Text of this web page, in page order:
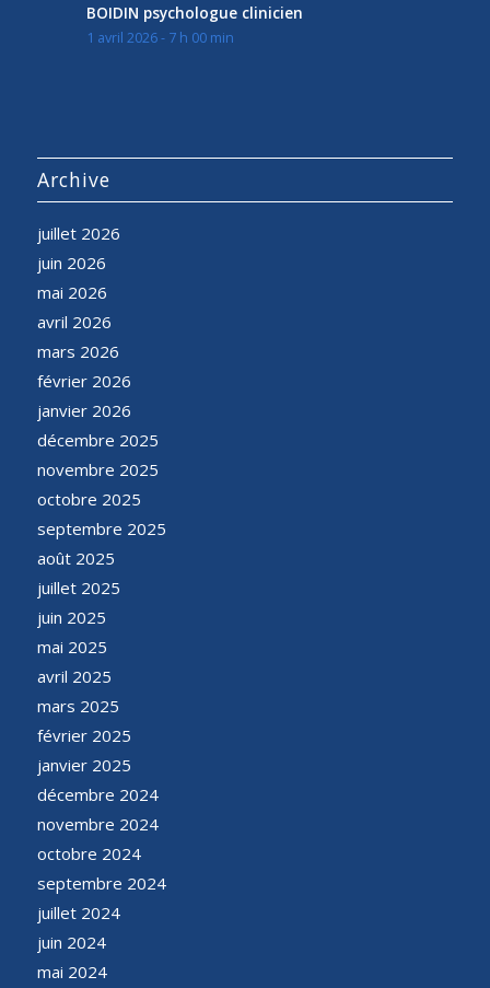
BOIDIN psychologue clinicien
1 avril 2026 - 7 h 00 min
Archive
juillet 2026
juin 2026
mai 2026
avril 2026
mars 2026
février 2026
janvier 2026
décembre 2025
novembre 2025
octobre 2025
septembre 2025
août 2025
juillet 2025
juin 2025
mai 2025
avril 2025
mars 2025
février 2025
janvier 2025
décembre 2024
novembre 2024
octobre 2024
septembre 2024
juillet 2024
juin 2024
mai 2024